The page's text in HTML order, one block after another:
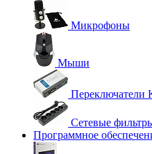
Микрофоны
Мыши
Переключатели
Сетевые
Программное